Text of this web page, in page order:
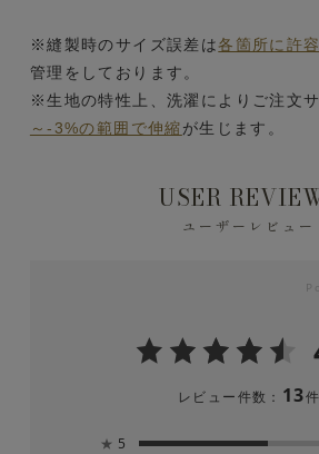
※縫製時のサイズ誤差は各箇所に許
管理をしております。
※生地の特性上、洗濯によりご注文
～-3%の範囲で伸縮が生じます。
USER
ユーザーレビュー
レビュー件数： 13件
★ 5